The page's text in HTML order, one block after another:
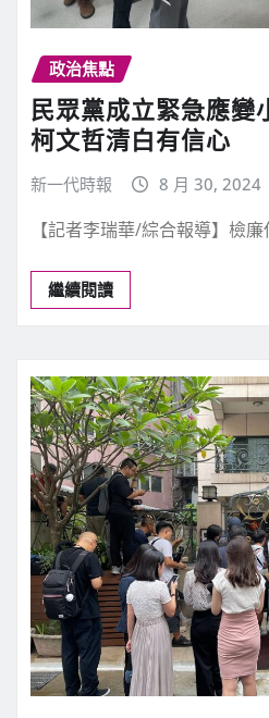
政治焦點
民眾黨成立緊急應
柯文哲清白有信心
新一代時報 8 月 30, 2024
【記者李瑞華/綜合報導】檢
繼續閱讀